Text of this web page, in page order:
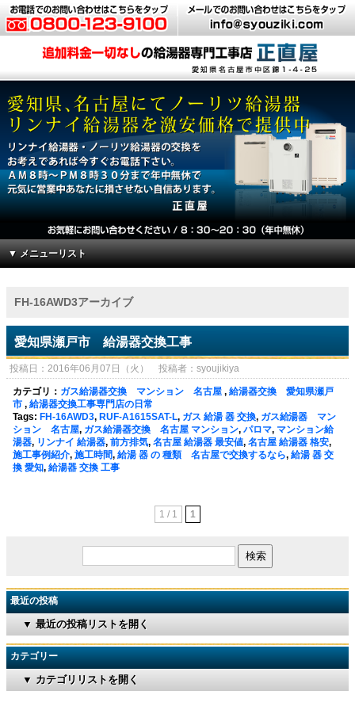
▼ メニューリスト
FH-16AWD3アーカイブ
愛知県瀬戸市 給湯器交換工事
投稿日：2016年06月07日（火） 投稿者：syoujikiya
カテゴリ： ガス給湯器交換 マンション 名古屋, 給湯器交換 愛知県瀬戸
市 , 給湯器交換工事専門店の日常
Tags: FH-16AWD3, RUF-A1615SAT-L, ガス 給湯 器 交換, ガス給湯器 マン
ション 名古屋, ガス給湯器交換 名古屋 マンション, パロマ, マンション給
湯器, リンナイ 給湯器, 前方排気, 名古屋 給湯器 最安値, 名古屋 給湯器 格安,
施工事例紹介, 施工時間, 給湯 器 の 種類 名古屋で交換するなら, 給湯 器 交
換 愛知, 給湯器 交換 工事
1 / 1 1
最近の投稿
▼ 最近の投稿リストを開く
カテゴリー
▼ カテゴリリストを開く